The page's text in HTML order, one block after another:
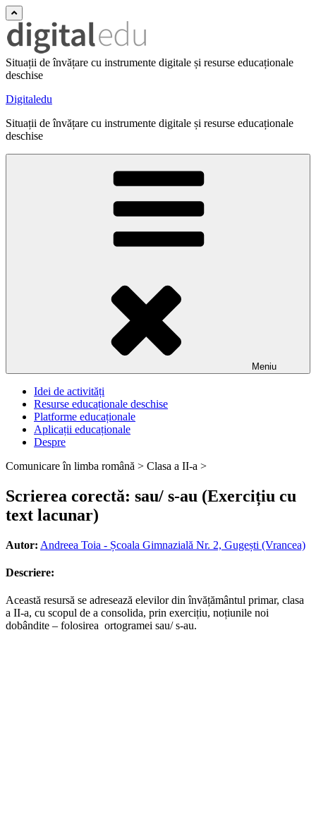
Situații de învățare cu instrumente digitale și resurse educaționale
deschise
Digitaledu
Situații de învățare cu instrumente digitale și resurse educaționale
deschise
Meniu
Idei de activități
Resurse educaționale deschise
Platforme educaționale
Aplicații educaționale
Despre
Comunicare în limba română > Clasa a II-a >
Scrierea corectă: sau/ s-au (Exercițiu cu
text lacunar)
Autor: Andreea Toia - Școala Gimnazială Nr. 2, Gugești (Vrancea)
Descriere:
Această resursă se adresează elevilor din învățământul primar, clasa
a II-a, cu scopul de a consolida, prin exercițiu, noțiunile noi
dobândite – folosirea ortogramei sau/ s-au.